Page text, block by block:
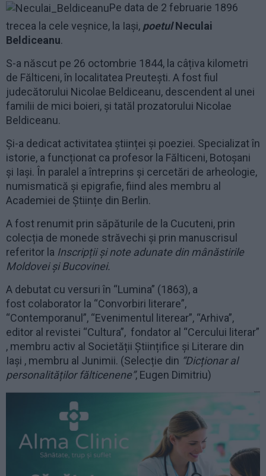
Pe data de 2 februarie 1896
trecea la cele veșnice, la Iași, poetulNeculai
Beldiceanu.
S-a născut pe 26 octombrie 1844, la câțiva kilometri
de Fălticeni, în localitatea Preutești. A fost fiul
judecătorului Nicolae Beldiceanu, descendent al unei
familii de mici boieri, și tatăl prozatorului Nicolae
Beldiceanu.
Și-a dedicat activitatea științei și poeziei. Specializat în
istorie, a funcționat ca profesor la Fălticeni, Botoșani
și Iași. În paralel a întreprins și cercetări de arheologie,
numismatică și epigrafie, fiind ales membru al
Academiei de Științe din Berlin.
A fost renumit prin săpăturile de la Cucuteni, prin
colecția de monede străvechi și prin manuscrisul
referitor la Inscripții și note adunate din mânăstirile
Moldovei și Bucovinei.
A debutat cu versuri în “Lumina” (1863), a
fost colaborator la “Convorbiri literare”,
“Contemporanul”, “Evenimentul literear”, “Arhiva”,
editor al revistei “Cultura”, fondator al “Cercului literar”
, membru activ al Societății Științifice și Literare din
Iași , membru al Junimii. (Selecție din “Dicționar al
personalităților fălticenene”, Eugen Dimitriu)